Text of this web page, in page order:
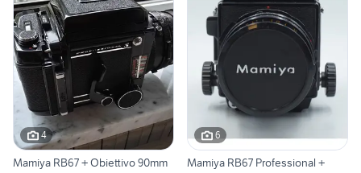
4
Mamiya RB67 + Obiettivo 90mm
6
Mamiya RB67 Professional +